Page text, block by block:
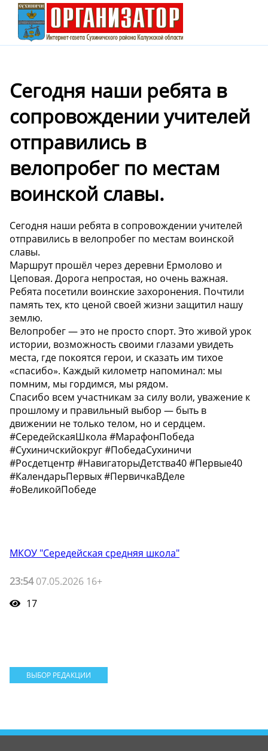
Сегодня наши ребята в
сопровождении учителей
отправились в
велопробег по местам
воинской славы.
Сегодня наши ребята в сопровождении учителей
отправились в велопробег по местам воинской
славы.
Маршрут прошёл через деревни Ермолово и
Цеповая. Дорога непростая, но очень важная.
Ребята посетили воинские захоронения. Почтили
память тех, кто ценой своей жизни защитил нашу
землю.
Велопробег — это не просто спорт. Это живой урок
истории, возможность своими глазами увидеть
места, где покоятся герои, и сказать им тихое
«спасибо». Каждый километр напоминал: мы
помним, мы гордимся, мы рядом.
Спасибо всем участникам за силу воли, уважение к
прошлому и правильный выбор — быть в
движении не только телом, но и сердцем.
#СередейскаяШкола #МарафонПобеда
#Сухиничскийокруг #ПобедаСухиничи
#Росдетцентр #НавигаторыДетства40 #Первые40
#КалендарьПервых #ПервичкаВДеле
#оВеликойПобеде
МКОУ "Середейская средняя школа"
23:5407.05.2026 16+
17
ВЫБОР РЕДАКЦИИ